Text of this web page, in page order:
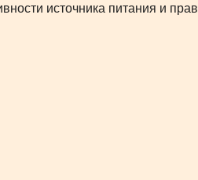
источника питания и